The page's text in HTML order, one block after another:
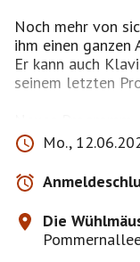
Noch mehr von
ihm einen ganzen
Er kann auch
seinem letzten
Infos folgen…
.
Kaufe für uns
sitzen muß.
Ich verschicke
an euch.
Mo.,
Die